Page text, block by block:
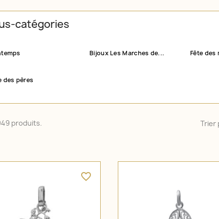
catégories
Bijoux Les Marches de... Fête des
des pères
produits. Trier
favorite_border